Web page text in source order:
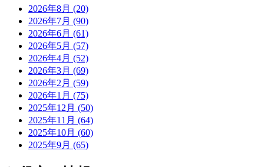
2026年8月 (20)
2026年7月 (90)
2026年6月 (61)
2026年5月 (57)
2026年4月 (52)
2026年3月 (69)
2026年2月 (59)
2026年1月 (75)
2025年12月 (50)
2025年11月 (64)
2025年10月 (60)
2025年9月 (65)